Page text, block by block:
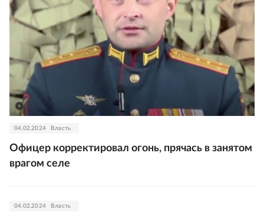
04.02.2024 Власть
Офицер корректировал огонь, прячась в занятом
врагом селе
04.02.2024 Власть